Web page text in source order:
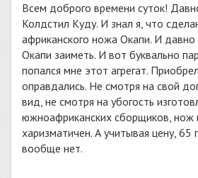
Всем доброго времени суток!
Колдстил Куду. И знал я, что
африканского ножа Окапи. И
Окапи заиметь. И вот буквально
попался мне этот агрегат.
оправдались. Не смотря на свой
вид, не смотря на убогость
южноафриканских сборщиков, нож
харизматичен. А учитывая цену, 65
вообще нет.